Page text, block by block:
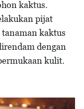
kaktus.
pijat
kaktus
dengan
kulit.